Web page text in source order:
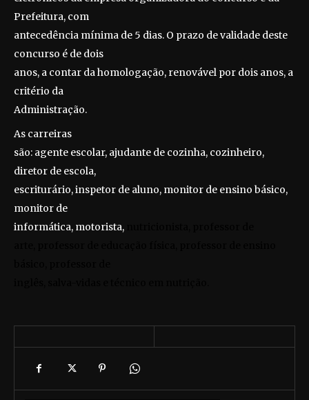
Prefeitura, com
antecedência mínima de 5 dias. O prazo de validade deste
concurso é de dois
anos, a contar da homologação, renovável por dois anos, a
critério da
Administração.
As carreiras
são: agente escolar, ajudante de cozinha, cozinheiro,
diretor de escola,
escriturário, inspetor de aluno, monitor de ensino básico,
monitor de
informática, motorista,